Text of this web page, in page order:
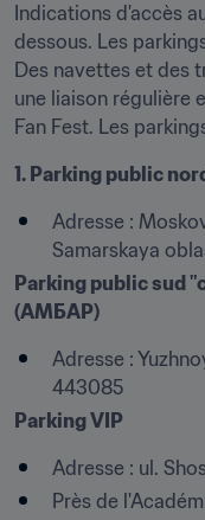
Indications d'accès
dessous. Les
Des navettes et des
une liaison régulière
Fan Fest. Les
1. Parking public
Adresse :
Samarskaya
Parking public sud
(АМБАР)
Adresse :
443085
Parking VIP
Adresse : ul.
Près de